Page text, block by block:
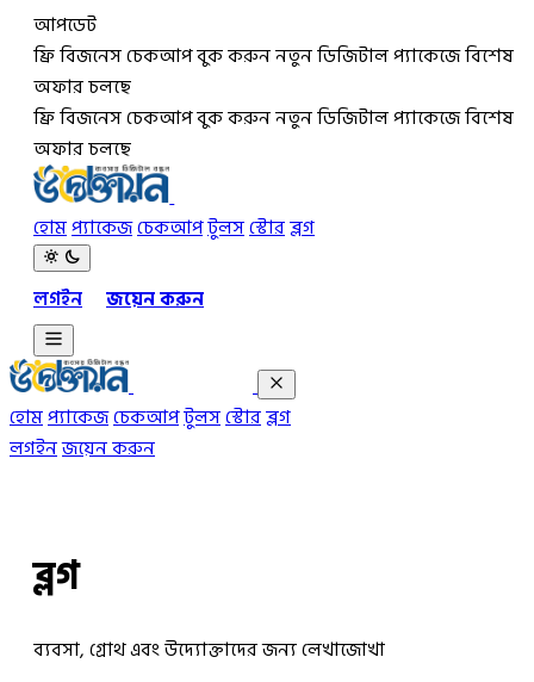
আপডেট
ফ্রি বিজনেস চেকআপ বুক করুননতুন ডিজিটাল প্যাকেজে বিশেষ
অফার চলছে
ফ্রি বিজনেস চেকআপ বুক করুননতুন ডিজিটাল প্যাকেজে বিশেষ
অফার চলছে
হোমপ্যাকেজচেকআপটুলসস্টোরব্লগ
লগইন জয়েন করুন
হোমপ্যাকেজচেকআপটুলসস্টোরব্লগ
লগইনজয়েন করুন
ব্লগ
ব্যবসা, গ্রোথ এবং উদ্যোক্তাদের জন্য লেখাজোখা